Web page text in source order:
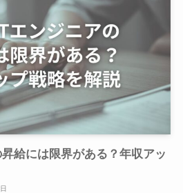
給には限界がある？年収アッ